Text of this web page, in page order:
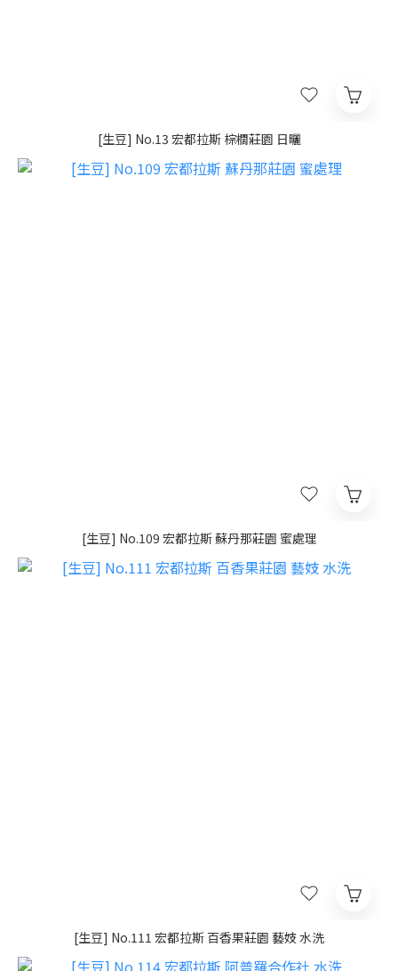
[生豆] No.13 宏都拉斯 棕櫚莊園 日曬
[生豆] No.109 宏都拉斯 蘇丹那莊園 蜜處理
[生豆] No.111 宏都拉斯 百香果莊園 藝妓 水洗